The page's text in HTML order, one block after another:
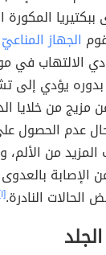
الجهاز المناعيّ
الالتهاب في
يؤدي إلى
مزيج من خلايا
عدم الحصول
من الألم،
الإصابة
النادرة.[١]